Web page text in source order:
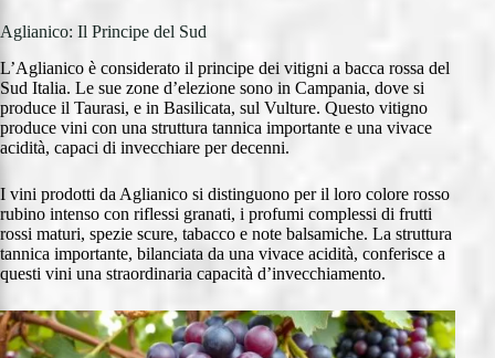
Aglianico: Il Principe del Sud
L’Aglianico è considerato il principe dei vitigni a bacca rossa del
Sud Italia. Le sue zone d’elezione sono in Campania, dove si
produce il Taurasi, e in Basilicata, sul Vulture. Questo vitigno
produce vini con una struttura tannica importante e una vivace
acidità, capaci di invecchiare per decenni.
I vini prodotti da Aglianico si distinguono per il loro colore rosso
rubino intenso con riflessi granati, i profumi complessi di frutti
rossi maturi, spezie scure, tabacco e note balsamiche. La struttura
tannica importante, bilanciata da una vivace acidità, conferisce a
questi vini una straordinaria capacità d’invecchiamento.